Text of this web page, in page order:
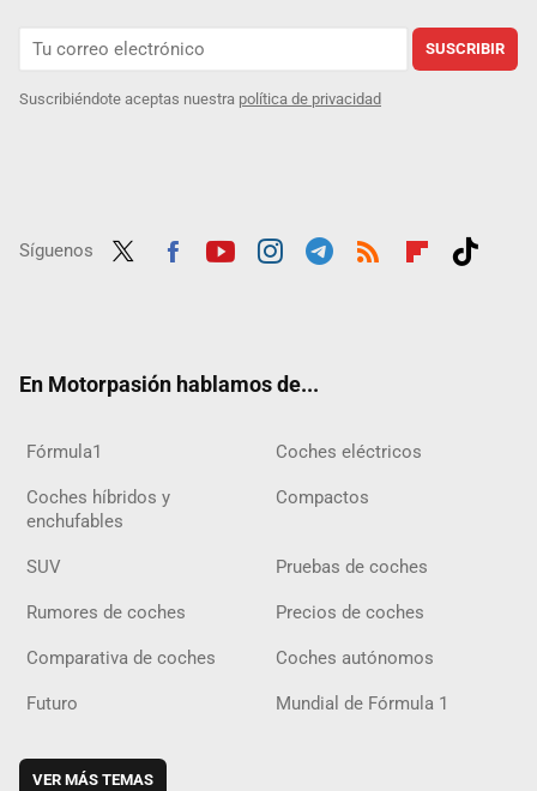
SUSCRIBIR
Suscribiéndote aceptas nuestra política de privacidad
Síguenos
En Motorpasión hablamos de...
Fórmula1 Coches eléctricos
Coches híbridos y
enchufables
Compactos
SUV Pruebas de coches
Rumores de coches Precios de coches
Comparativa de coches Coches autónomos
Futuro Mundial de Fórmula 1
VER MÁS TEMAS